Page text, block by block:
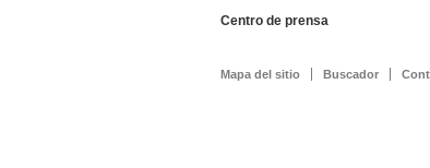
Centro de prensa
Mapa del sitio Buscador